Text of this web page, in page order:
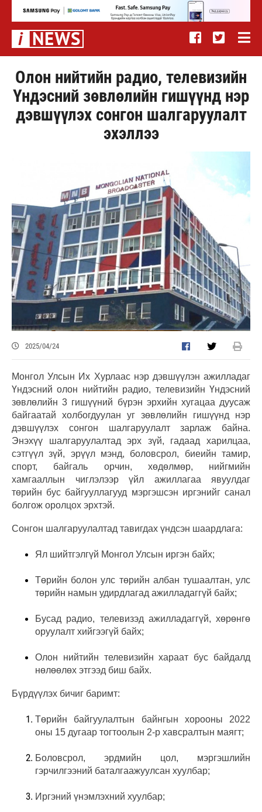
Олон нийтийн радио, телевизийн
Үндэсний зөвлөлийн гишүүнд нэр
дэвшүүлэх сонгон шалгаруулалт
эхэллээ
2025/04/24
Монгол Улсын Их Хурлаас нэр дэвшүүлэн ажилладаг
Үндэсний олон нийтийн радио, телевизийн Үндэсний
зөвлөлийн 3 гишүүний бүрэн эрхийн хугацаа дуусаж
байгаатай холбогдуулан уг зөвлөлийн гишүүнд нэр
дэвшүүлэх сонгон шалгаруулалт зарлаж байна.
Энэхүү шалгаруулалтад эрх зүй, гадаад харилцаа,
сэтгүүл зүй, эрүүл мэнд, боловсрол, биеийн тамир,
спорт, байгаль орчин, хөдөлмөр, нийгмийн
хамгааллын чиглэлээр үйл ажиллагаа явуулдаг
төрийн бус байгууллагууд мэргэшсэн иргэнийг санал
болгож оролцох эрхтэй.
Сонгон шалгаруулалтад тавигдах үндсэн шаардлага:
Ял шийтгэлгүй Монгол Улсын иргэн байх;
Төрийн болон улс төрийн албан тушаалтан, улс
төрийн намын удирдлагад ажилладаггүй байх;
Бусад радио, телевизэд ажилладаггүй, хөрөнгө
оруулалт хийгээгүй байх;
Олон нийтийн телевизийн хараат бус байдалд
нөлөөлөх этгээд биш байх.
Бүрдүүлэх бичиг баримт:
Төрийн байгуулалтын байнгын хорооны 2022
оны 15 дугаар тогтоолын 2-р хавсралтын маягт;
Боловсрол, эрдмийн цол, мэргэшлийн
гэрчилгээний баталгаажуулсан хуулбар;
Иргэний үнэмлэхний хуулбар;